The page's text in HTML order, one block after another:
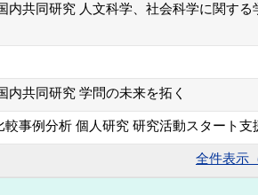
共同研究 人文科学、社会科学に関する
共同研究 学問の未来を拓く
事例分析 個人研究 研究活動スタート支
全件表示